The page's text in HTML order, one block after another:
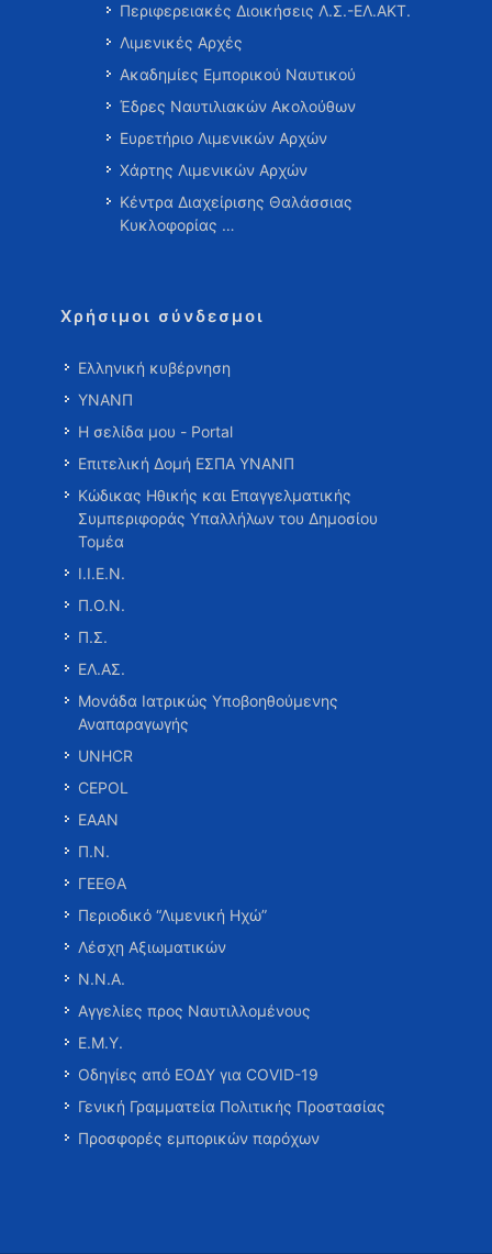
Περιφερειακές Διοικήσεις Λ.Σ.-ΕΛ.ΑΚΤ.
Λιμενικές Αρχές
Ακαδημίες Εμπορικού Ναυτικού
Έδρες Ναυτιλιακών Ακολούθων
Ευρετήριο Λιμενικών Αρχών
Χάρτης Λιμενικών Αρχών
Κέντρα Διαχείρισης Θαλάσσιας
Κυκλοφορίας …
Χρήσιμοι σύνδεσμοι
Ελληνική κυβέρνηση
ΥΝΑΝΠ
Η σελίδα μου - Portal
Επιτελική Δομή ΕΣΠΑ ΥΝΑΝΠ
Κώδικας Ηθικής και Επαγγελματικής
Συμπεριφοράς Υπαλλήλων του Δημοσίου
Τομέα
Ι.Ι.Ε.Ν.
Π.Ο.Ν.
Π.Σ.
ΕΛ.ΑΣ.
Μονάδα Ιατρικώς Υποβοηθούμενης
Αναπαραγωγής
UNHCR
CEPOL
ΕΑΑΝ
Π.Ν.
ΓΕΕΘΑ
Περιοδικό “Λιμενική Ηχώ”
Λέσχη Αξιωματικών
Ν.Ν.Α.
Αγγελίες προς Ναυτιλλομένους
Ε.Μ.Υ.
Οδηγίες από ΕΟΔΥ για COVID-19
Γενική Γραμματεία Πολιτικής Προστασίας
Προσφορές εμπορικών παρόχων